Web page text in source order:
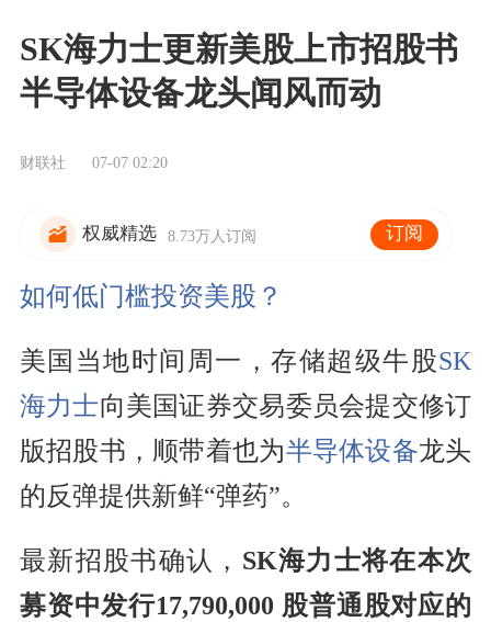
SK海力士更新美股上市招股书
半导体设备龙头闻风而动
财联社 07-07 02:20
权威精选 8.73万人订阅 订阅
如何低门槛投资美股？
美国当地时间周一，存储超级牛股SK
海力士向美国证券交易委员会提交修订
版招股书，顺带着也为半导体设备龙头
的反弹提供新鲜“弹药”。
最新招股书确认， SK海力士将在本次
募资中发行17,790,000 股普通股对应的